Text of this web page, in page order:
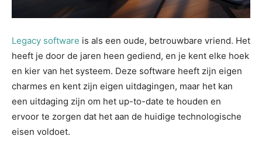
Legacy software is als een oude, betrouwbare vriend. Het
heeft je door de jaren heen gediend, en je kent elke hoek
en kier van het systeem. Deze software heeft zijn eigen
charmes en kent zijn eigen uitdagingen, maar het kan
een uitdaging zijn om het up-to-date te houden en
ervoor te zorgen dat het aan de huidige technologische
eisen voldoet.